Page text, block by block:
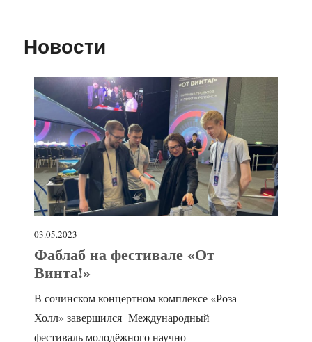
Новости
03.05.2023
Фаблаб на фестивале «От
Винта!»
В сочинском концертном комплексе «Роза
Холл» завершился Международный
фестиваль молодёжного научно-